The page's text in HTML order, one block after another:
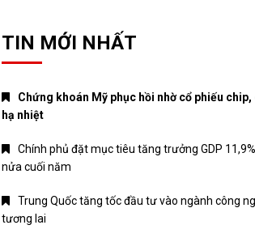
TIN MỚI NHẤT
Chứng khoán Mỹ phục hồi nhờ cổ phiếu chip,
hạ nhiệt
Chính phủ đặt mục tiêu tăng trưởng GDP
nửa cuối năm
Trung Quốc tăng tốc đầu tư vào ngành công
tương lai